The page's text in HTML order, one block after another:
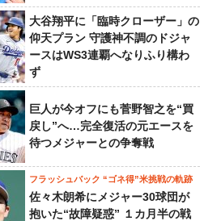
大谷翔平に「臨時クローザー」の
仰天プラン 守護神不調のドジャ
ースはWS3連覇へなりふり構わ
ず
巨人が今オフにも菅野智之を“買
戻し”へ…完全復活の元エースを
待つメジャーとの争奪戦
フラッシュバック “ゴネ得”米挑戦の軌跡
佐々木朗希にメジャー30球団が
抱いた“故障疑惑” １カ月半の戦